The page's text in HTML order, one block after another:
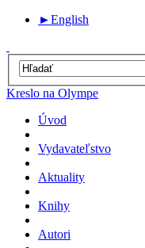
►English
Kreslo na Olympe
Úvod
Vydavateľstvo
Aktuality
Knihy
Autori